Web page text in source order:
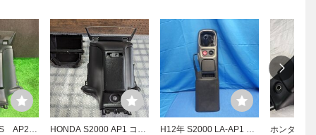
S AP2
HONDA S2000 AP1 コン
H12年 S2000 LA-AP1 シ
ホンダ